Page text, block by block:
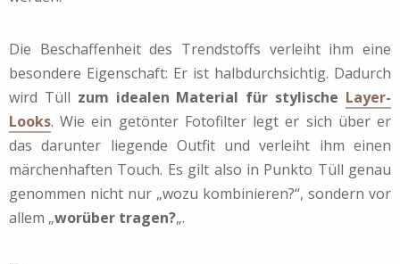
Die Beschaffenheit des Trendstoffs verleiht ihm eine
besondere Eigenschaft: Er ist halbdurchsichtig. Dadurch
wird Tüll zum idealen Material für stylische Layer-
Looks. Wie ein getönter Fotofilter legt er sich über er
das darunter liegende Outfit und verleiht ihm einen
märchenhaften Touch. Es gilt also in Punkto Tüll genau
genommen nicht nur „wozu kombinieren?“, sondern vor
allem „worüber tragen?„.